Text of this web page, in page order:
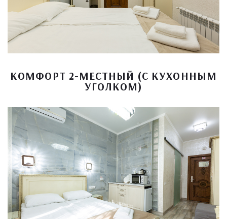
КОМФОРТ 2-МЕСТНЫЙ (С КУХОННЫМ
УГОЛКОМ)